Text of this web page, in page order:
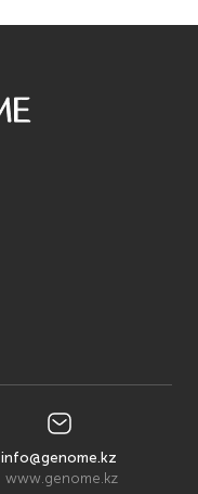
info@genome.kz
www.genome.kz